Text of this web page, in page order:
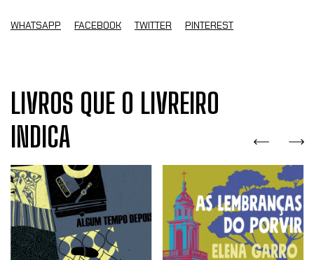
WHATSAPP FACEBOOK TWITTER PINTEREST
LIVROS QUE O LIVREIRO
INDICA